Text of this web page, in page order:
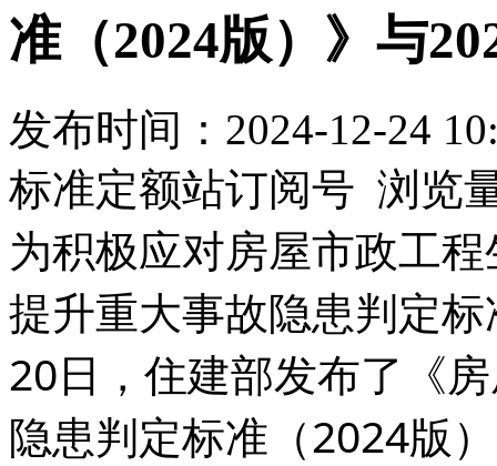
准（2024版）》与
发布时间：2024-12-24
标准定额站订阅号 浏览
为积极应对房屋市政工
提升重大事故隐患判定
20日，住建部发布了《
隐患判定标准（2024版